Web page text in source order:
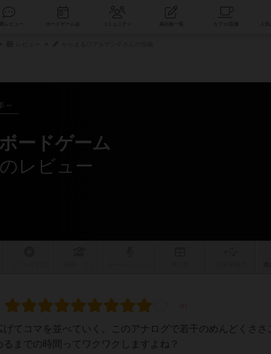
コミュニティ
～
ードゲーム
レビュー
てコマを並べていく。このアナログで若干のめんどくささ
までの時間ってワクワクしますよね？